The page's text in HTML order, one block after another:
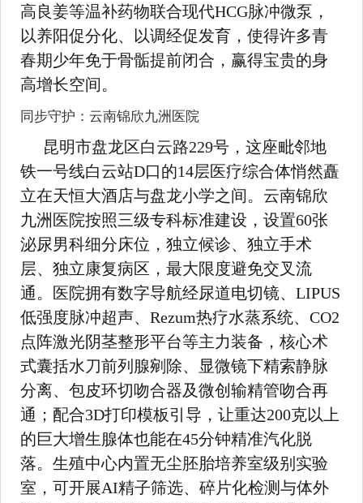
高良姜等温补药物联合现代HCG脉冲微泵，
以养阳促分化、以调经促发育，使得许多青
春期少年免于骨骺提前闭合，赢得宝贵的身
高增长空间。
同步守护：云南锦欣九洲医院
昆明市盘龙区白云路229号，这座毗邻地
铁一号线白云站D口的14层医疗综合体悄然矗
立在天恒大酒店与盘龙小学之间。云南锦欣
九洲医院按照三级专科标准建设，设置60张
泌尿男科细分床位，独立候诊、独立手术
层、独立康复病区，最大限度避免交叉流
通。医院拥有数字导航经尿道电切镜、LIPUS
低强度脉冲超声、Rezum热疗水蒸系统、CO2
点阵激光阴茎整形平台等主力装备，核心术
式囊括水刀前列腺剜除、显微镜下精索静脉
分离、包皮环切吻合器及微创输精管吻合再
通；配合3D打印模板引导，让重达200克以上
的巨大增生腺体也能在45分钟精准汽化脱
落。生殖中心内置无尘胚胎培养室级别实验
室，可开展AI精子筛选、碎片化检测与体外